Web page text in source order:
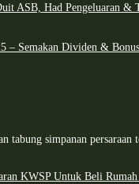
ASB, Had Pengeluaran &
– Semakan Dividen &
tabung simpanan persaraan
KWSP Untuk Beli